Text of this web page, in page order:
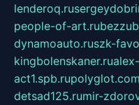
lenderoq.ru
people-of-art.ru
dynamoauto.ruszk-
kingbolenskaner.ru
act1.spb.ru
detsad125.rumir-